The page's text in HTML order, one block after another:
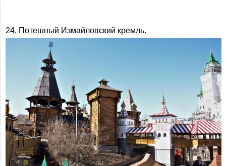
24. Потешный Измайловский кремль.